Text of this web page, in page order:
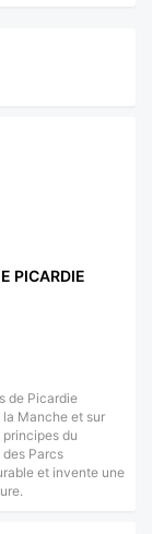
PICARDIE
de Picardie
Manche et sur
du
Parcs
et invente une